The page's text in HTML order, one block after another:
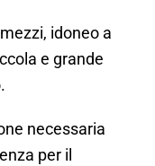
idoneo a
e grande
necessaria
per il